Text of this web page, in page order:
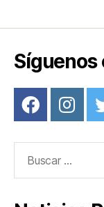
b
o
o
k
Síguenos